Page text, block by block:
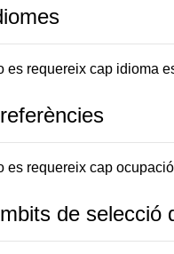
es requereix cap idioma
es requereix cap
de selecció